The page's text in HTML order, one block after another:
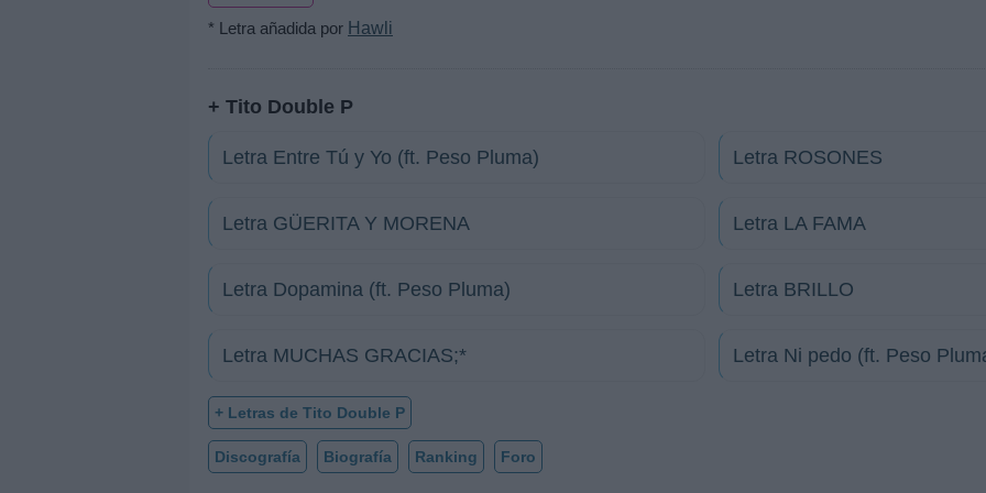
* Letra añadida por Hawli
+ Tito Double P
Letra Entre Tú y Yo (ft. Peso Pluma) Letra ROSONES
Letra GÜERITA Y MORENA Letra LA FAMA
Letra Dopamina (ft. Peso Pluma) Letra BRILLO
Letra MUCHAS GRACIAS;* Letra Ni pedo (ft. Peso
+ Letras de Tito Double P
Discografía Biografía Ranking Foro